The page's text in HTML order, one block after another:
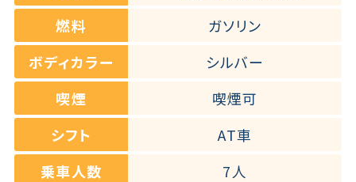
燃料
ガソリン
ボディカラー
シルバー
喫煙
喫煙可
シフト
AT車
乗車人数
7人